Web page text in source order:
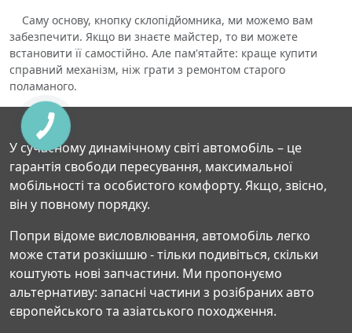
Саму основу, кнопку склопідйомника, ми можемо вам
забезпечити. Якщо ви знаєте майстер, то ви можете
встановити її самостійно. Але пам'ятайте: краще купити
справний механізм, ніж грати з ремонтом старого
поламаного.
У сучасному динамічному світі автомобіль – це
гарантія свободи пересування, максимальної
мобільності та особистого комфорту. Якщо, звісно,
він у повному порядку.
Попри відоме висловлювання, автомобіль легко
може стати розкішшю - тільки подивіться, скільки
коштують нові запчастини. Ми пропонуємо
альтернативу: запасні частини з розібраних авто
європейського та азіатського походження.